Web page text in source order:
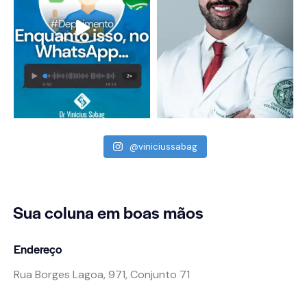
@viniciussabag
Sua colunaem boas mãos
Endereço
Rua Borges Lagoa, 971, Conjunto 71